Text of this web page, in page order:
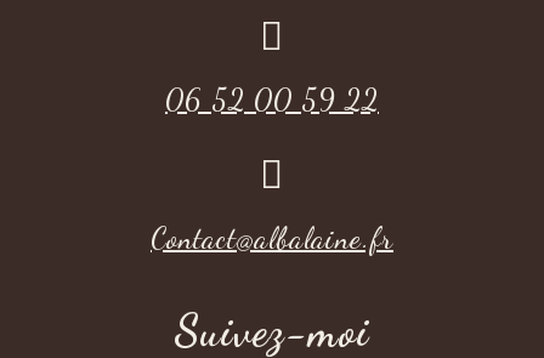

06 52 00 59 22

Contact@albalaine.fr
Suivez-moi